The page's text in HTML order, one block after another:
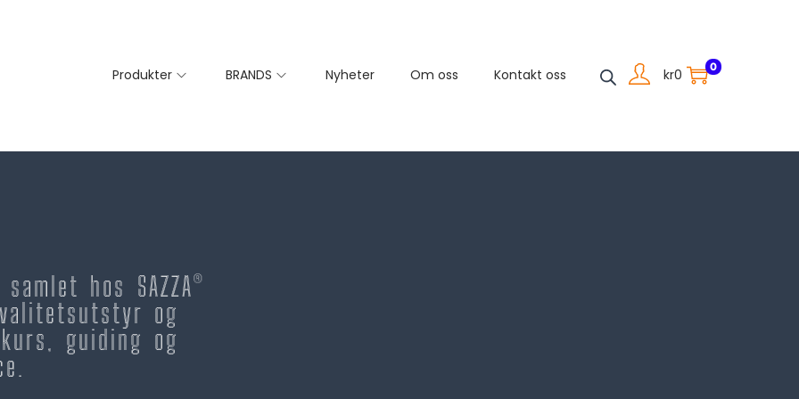
Produkter BRANDS Nyheter Om oss Kontakt oss kr0 0
hos SAZZA®
og
guiding og